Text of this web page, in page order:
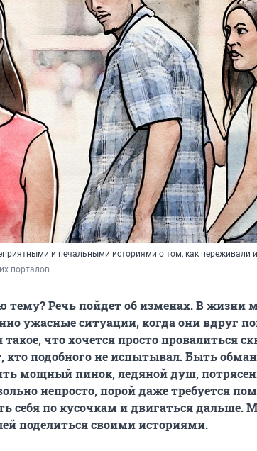
и печальными историями о том, как переживали
порталов
Речь пойдет об изменах. В жизни
ужасные ситуации, когда они вдруг
что хочется просто провалиться
кто подобного не испытывал. Быть
мощный пинок, ледяной душ,
непросто, порой даже требуется
себя по кусочкам и двигаться дальше.
поделиться своими историями.